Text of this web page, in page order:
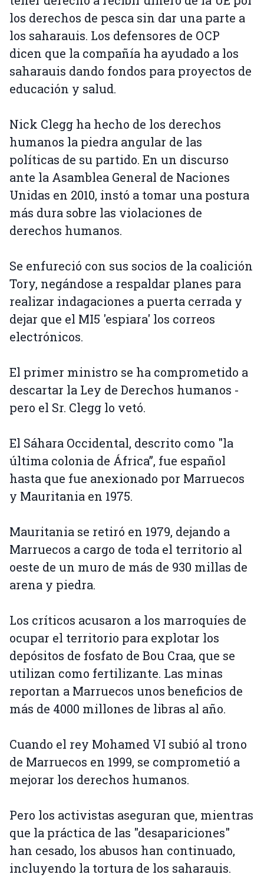
los derechos de pesca sin dar una parte a
los saharauis. Los defensores de OCP
dicen que la compañía ha ayudado a los
saharauis dando fondos para proyectos de
educación y salud.
Nick Clegg ha hecho de los derechos
humanos la piedra angular de las
políticas de su partido. En un discurso
ante la Asamblea General de Naciones
Unidas en 2010, instó a tomar una postura
más dura sobre las violaciones de
derechos humanos.
Se enfureció con sus socios de la coalición
Tory, negándose a respaldar planes para
realizar indagaciones a puerta cerrada y
dejar que el MI5 'espiara' los correos
electrónicos.
El primer ministro se ha comprometido a
descartar la Ley de Derechos humanos -
pero el Sr. Clegg lo vetó.
El Sáhara Occidental, descrito como "la
última colonia de África”, fue español
hasta que fue anexionado por Marruecos
y Mauritania en 1975.
Mauritania se retiró en 1979, dejando a
Marruecos a cargo de toda el territorio al
oeste de un muro de más de 930 millas de
arena y piedra.
Los críticos acusaron a los marroquíes de
ocupar el territorio para explotar los
depósitos de fosfato de Bou Craa, que se
utilizan como fertilizante. Las minas
reportan a Marruecos unos beneficios de
más de 4000 millones de libras al año.
Cuando el rey Mohamed VI subió al trono
de Marruecos en 1999, se comprometió a
mejorar los derechos humanos.
Pero los activistas aseguran que, mientras
que la práctica de las "desapariciones"
han cesado, los abusos han continuado,
incluyendo la tortura de los saharauis.